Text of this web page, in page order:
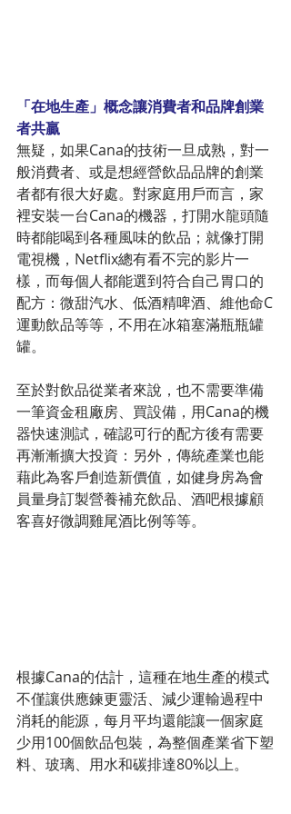
「在地生產」概念讓消費者和品牌創業
者共贏
無疑，如果Cana的技術一旦成熟，對一
般消費者、或是想經營飲品品牌的創業
者都有很大好處。對家庭用戶而言，家
裡安裝一台Cana的機器，打開水龍頭隨
時都能喝到各種風味的飲品；就像打開
電視機，Netflix總有看不完的影片一
樣，而每個人都能選到符合自己胃口的
配方：微甜汽水、低酒精啤酒、維他命C
運動飲品等等，不用在冰箱塞滿瓶瓶罐
罐。
至於對飲品從業者來說，也不需要準備
一筆資金租廠房、買設備，用Cana的機
器快速測試，確認可行的配方後有需要
再漸漸擴大投資：另外，傳統產業也能
藉此為客戶創造新價值，如健身房為會
員量身訂製營養補充飲品、酒吧根據顧
客喜好微調雞尾酒比例等等。
根據Cana的估計，這種在地生產的模式
不僅讓供應鍊更靈活、減少運輸過程中
消耗的能源，每月平均還能讓一個家庭
少用100個飲品包裝，為整個產業省下塑
料、玻璃、用水和碳排達80%以上。